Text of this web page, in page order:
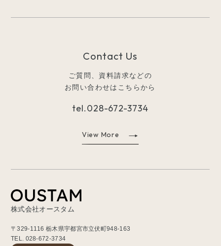
Contact Us
ご質問、資料請求などの
お問い合わせはこちらから
tel.028-672-3734
View More
株式会社オースタム
〒329-1116 栃木県宇都宮市立伏町948-163
TEL. 028-672-3734